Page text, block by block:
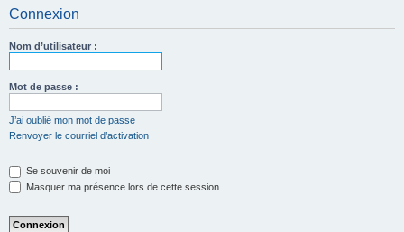
Connexion
Nom d’utilisateur :
Mot de passe :
J’ai oublié mon mot de passe
Renvoyer le courriel d’activation
Se souvenir de moi
Masquer ma présence lors de cette session